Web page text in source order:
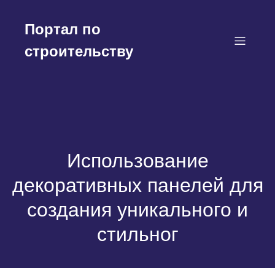
содержимому
Портал по
строительству
Использование
декоративных панелей для
создания уникального и
стильног